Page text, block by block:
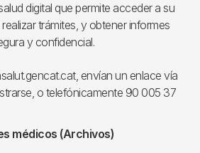
digital que permite acceder a su
trámites, y obtener informes
y confidencial.
envían un enlace vía
o telefónicamente 90 005 37
médicos (Archivos)